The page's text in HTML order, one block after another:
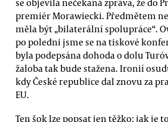
se objevila nečekaná zpráva, že do
premiér Morawiecki. Předmětem
měla být „bilaterální spolupráce“.
po poledni jsme se na tiskové
byla podepsána dohoda o dolu
žaloba tak bude stažena. Ironií
kdy České republice dal znovu za
EU.
Ten šok lze popsat jen těžko: jak je